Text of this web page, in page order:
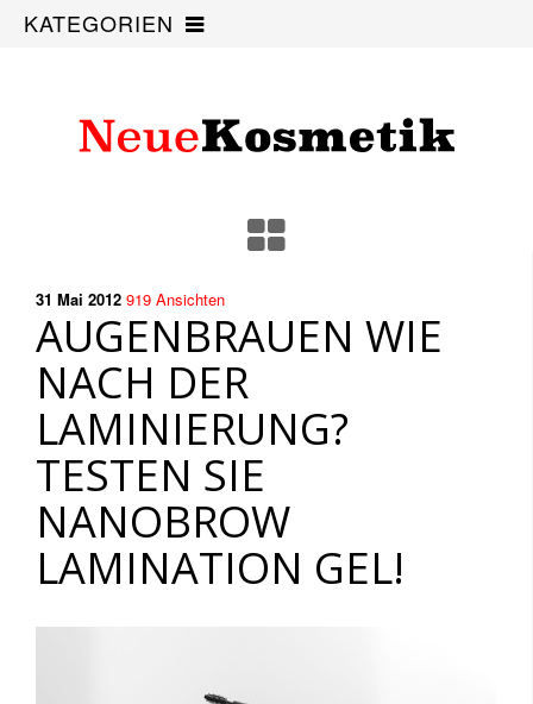
KATEGORIEN
31 Mai 2012 919 Ansichten
AUGENBRAUEN WIE
NACH DER
LAMINIERUNG?
TESTEN SIE
NANOBROW
LAMINATION GEL!